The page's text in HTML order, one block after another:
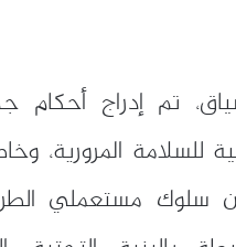
تم إدراج أحكام
للسلامة المرورية،
سلوك مستعملي